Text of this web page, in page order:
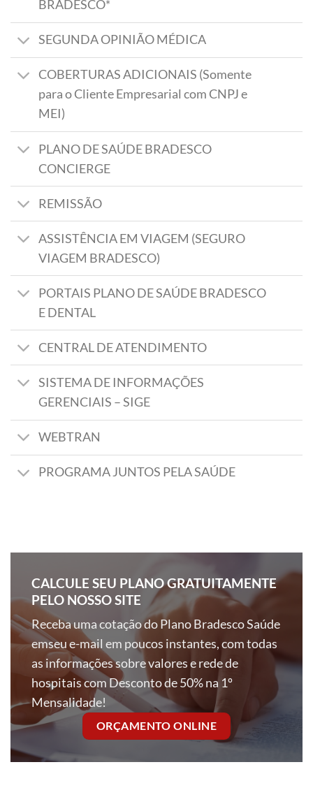
BRADESCO*
SEGUNDA OPINIÃO MÉDICA
COBERTURAS ADICIONAIS (Somente
para o Cliente Empresarial com CNPJ e
MEI)
PLANO DE SAÚDE BRADESCO
CONCIERGE
REMISSÃO
ASSISTÊNCIA EM VIAGEM (SEGURO
VIAGEM BRADESCO)
PORTAIS PLANO DE SAÚDE BRADESCO
E DENTAL
CENTRAL DE ATENDIMENTO
SISTEMA DE INFORMAÇÕES
GERENCIAIS – SIGE
WEBTRAN
PROGRAMA JUNTOS PELA SAÚDE
CALCULE SEU PLANO GRATUITAMENTE
PELO NOSSO SITE
Receba uma cotação do Plano Bradesco Saúde
emseu e-mail em poucos instantes, com todas
as informações sobre valores e rede de
hospitais com Desconto de 50% na 1º
Mensalidade!
ORÇAMENTO ONLINE